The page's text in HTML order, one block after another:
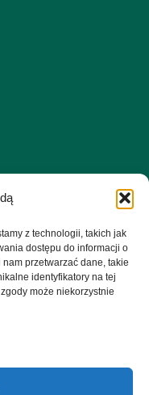
z technologii, takich jak
dostępu do informacji o
przetwarzać dane, takie
identyfikatory na tej
może niekorzystnie
zdrowotnych ani
nie może być stosowany